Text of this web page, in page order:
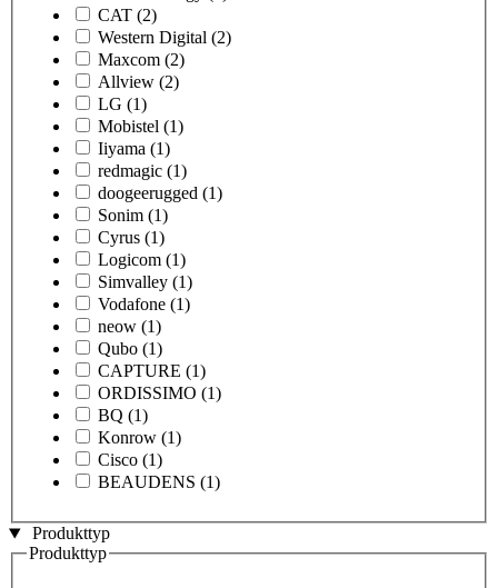
CAT (2)
Western Digital (2)
Maxcom (2)
Allview (2)
LG (1)
Mobistel (1)
Iiyama (1)
redmagic (1)
doogeerugged (1)
Sonim (1)
Cyrus (1)
Logicom (1)
Simvalley (1)
Vodafone (1)
neow (1)
Qubo (1)
CAPTURE (1)
ORDISSIMO (1)
BQ (1)
Konrow (1)
Cisco (1)
BEAUDENS (1)
Produkttyp
Produkttyp